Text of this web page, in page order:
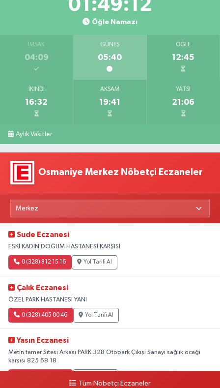
01:49:11
Öğle Namazı
İMSAK
04:09
GÜNEŞ
05:40
ÖĞLE
12:45
İKINDI
16:32
AKŞAM
19:41
YATSI
21:06
Aylık Vakitler
Osmaniye Merkez Nöbetçi Eczaneler
Sude Eczanesi
ESKİ KADIN DOĞUM HASTANESİ KARŞISI
0 (328) 812 15 16 Yol Tarifi Al
Çalık Eczanesi
ÖZEL PARK HASTANESI YANI
0 (328) 405 00 46 Yol Tarifi Al
Yasın Eczanesi
Metin tamer Sitesi Arkası PARK 328 Otopark Çıkışı Sanayi sağlık ocağı
karşısı 825 68 18
Tüm Nöbetçi Eczaneler